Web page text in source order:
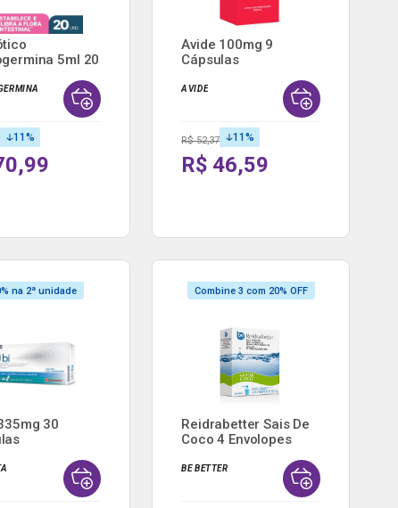
5ml 20
11 %
Avide 100mg 9
Cápsulas
AVIDE
R$ 52,37 11 %
R$ 46,59
na 2ª unidade
30
Combine 3 com 20% OFF
Reidrabetter Sais De
Coco 4 Envolopes
BE BETTER